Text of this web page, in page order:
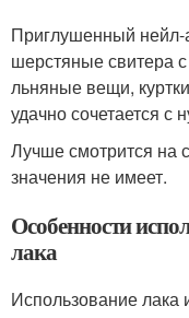
Приглушенный нейл-
шерстяные свитера
льняные вещи,
удачно сочетается
Лучше смотрится на
значения не имеет.
Особенности
лака
Использование лака